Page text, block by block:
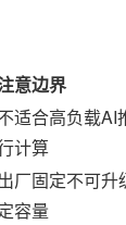
意边界
适合高负载AI
计算
厂固定不可升
容量